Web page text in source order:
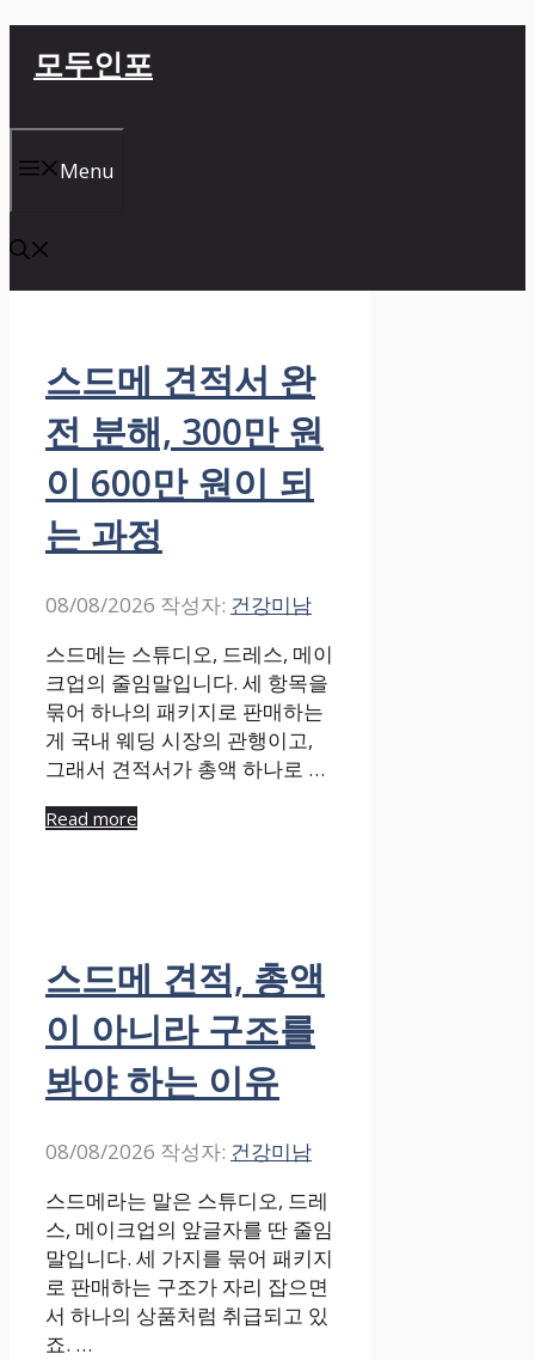
로
너
뛰
기
모두인포
Menu
스드메 견적서 완
전 분해, 300만 원
이 600만 원이 되
는 과정
08/08/2026 작성자: 건강미남
스드메는 스튜디오, 드레스, 메이
크업의 줄임말입니다. 세 항목을
묶어 하나의 패키지로 판매하는
게 국내 웨딩 시장의 관행이고,
그래서 견적서가 총액 하나로 …
Read more
스드메 견적, 총액
이 아니라 구조를
봐야 하는 이유
08/08/2026 작성자: 건강미남
스드메라는 말은 스튜디오, 드레
스, 메이크업의 앞글자를 딴 줄임
말입니다. 세 가지를 묶어 패키지
로 판매하는 구조가 자리 잡으면
서 하나의 상품처럼 취급되고 있
죠. …